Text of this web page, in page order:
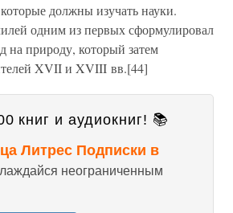
должны изучать науки.
одним из первых сформулировал
на природу, который затем
XVII и XVIII вв.[44]
книг и аудиокниг! 📚
Литрес Подписки в
неограниченным